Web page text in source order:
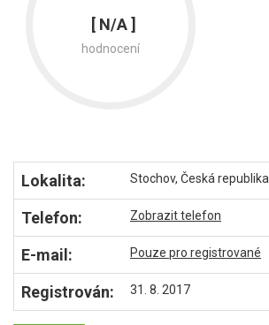
[ N/A ]
hodnocení
Lokalita: Stochov, Česká republika
Telefon: Zobrazit telefon
E-mail: Pouze pro registrované
Registrován: 31. 8. 2017